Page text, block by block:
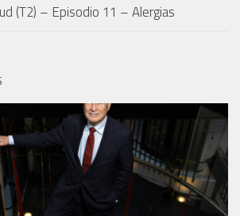
(T2) – Episodio 11 – Alergias